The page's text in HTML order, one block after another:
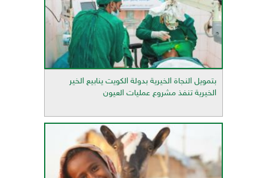
بتمويل النجاة الخيرية بدولة الكويت ينابيع الخير
الخيرية تنفذ مشروع عمليات العيون